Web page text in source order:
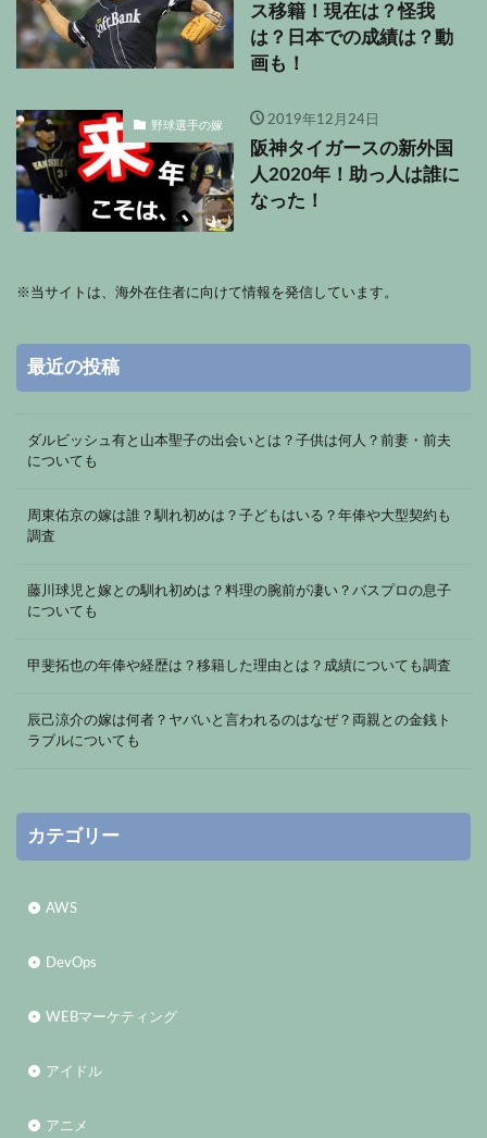
ス移籍！現在は？怪我
は？日本での成績は？動
画も！
野球選手の嫁 2019年12月24日
阪神タイガースの新外国
人2020年！助っ人は誰に
なった！
※ 当サイトは、海外在住者に向けて情報を発信しています。
最近の投稿
ダルビッシュ有と山本聖子の出会いとは？子供は何人？前妻・前夫
についても
周東佑京の嫁は誰？馴れ初めは？子どもはいる？年俸や大型契約も
調査
藤川球児と嫁との馴れ初めは？料理の腕前が凄い？バスプロの息子
についても
甲斐拓也の年俸や経歴は？移籍した理由とは？成績についても調査
辰己涼介の嫁は何者？ヤバいと言われるのはなぜ？両親との金銭ト
ラブルについても
カテゴリー
AWS
DevOps
WEBマーケティング
アイドル
アニメ